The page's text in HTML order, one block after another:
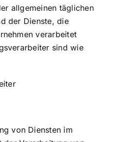
allgemeinen täglichen
der Dienste, die
verarbeitet
sind wie
von Diensten im